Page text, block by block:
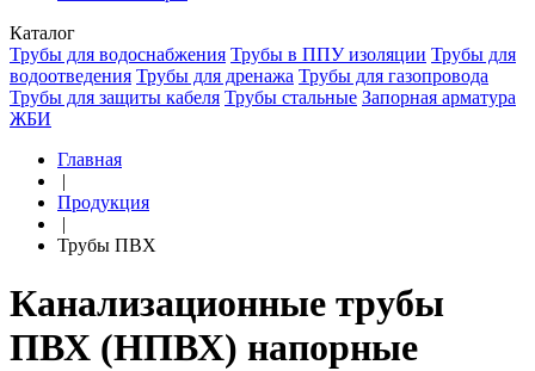
Каталог
Трубы для водоснабжения Трубы в ППУ изоляции Трубы для
водоотведения Трубы для дренажа Трубы для газопровода
Трубы для защиты кабеля Трубы стальные Запорная арматура
ЖБИ
Главная
|
Продукция
|
Трубы ПВХ
Канализационные трубы
ПВХ (НПВХ) напорные